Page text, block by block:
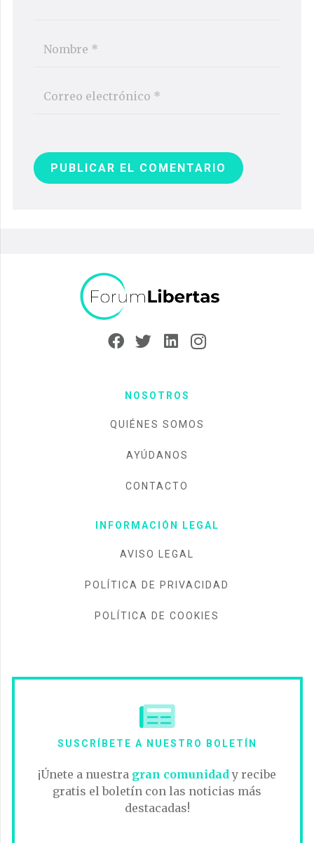
PUBLICAR EL COMENTARIO
NOSOTROS
QUIÉNES SOMOS
AYÚDANOS
CONTACTO
INFORMACIÓN LEGAL
AVISO LEGAL
POLÍTICA DE PRIVACIDAD
POLÍTICA DE COOKIES
SUSCRÍBETE A NUESTRO BOLETÍN
¡Únete a nuestra gran comunidady recibe
gratis el boletín con las noticias más
destacadas!